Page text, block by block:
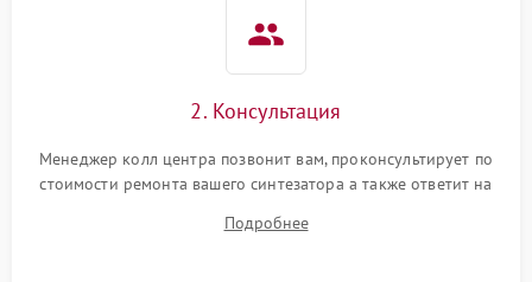
2. Консультация
Менеджер колл центра позвонит вам, проконсультирует по
стоимости ремонта вашего синтезатора а также ответит на
Подробнее